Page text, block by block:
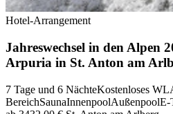
Hotel-Arrangement
Jahreswechsel in den Alpen
Arpuria in St. Anton am
7 Tage und 6 NächteKostenloses
BereichSaunaInnenpoolAußenpoolE-